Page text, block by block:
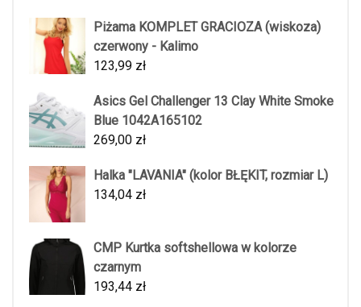
Piżama KOMPLET GRACIOZA (wiskoza)
czerwony - Kalimo
123,99 zł
Asics Gel Challenger 13 Clay White Smoke
Blue 1042A165102
269,00 zł
Halka "LAVANIA" (kolor BŁĘKIT, rozmiar L)
134,04 zł
CMP Kurtka softshellowa w kolorze
czarnym
193,44 zł